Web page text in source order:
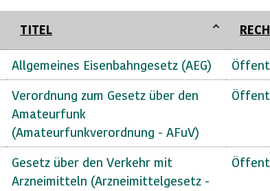
TITEL
Allgemeines Eisenbahngesetz (AEG)
Verordnung zum Gesetz über den
Amateurfunk
(Amateurfunkverordnung - AFuV)
Gesetz über den Verkehr mit
Arzneimitteln (Arzneimittelgesetz -